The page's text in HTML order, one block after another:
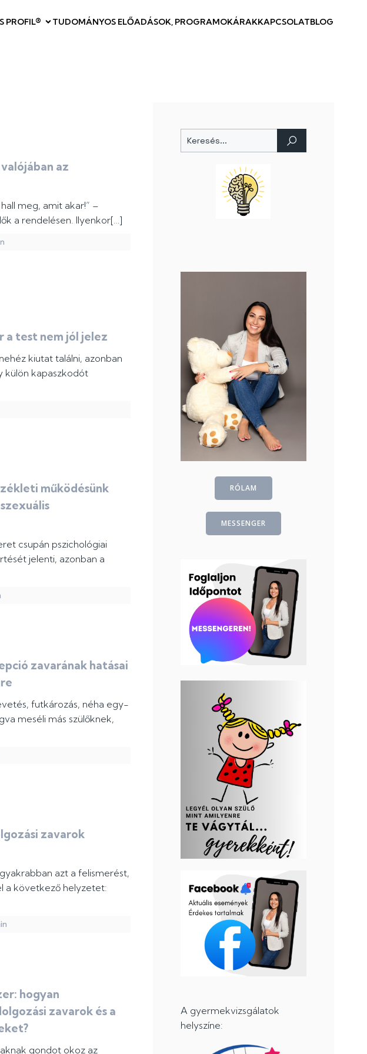
PROFIL® TUDOMÁNYOS ELŐADÁSOK, PROGRAMOKÁRAKKAPCSOLATBLOG
az
meg, amit akar!” –
a rendelésen. Ilyenkor[…]
a test nem jól jelez
kiutat találni, azonban
külön kapaszkodót
működésünk
csupán pszichológiai
jelenti, azonban a
zavarának hatásai
futkározás, néha egy-
meséli más szülőknek,
zavarok
azt a felismerést,
a következő helyzetet:
hogyan
zavarok és a
gondot okoz az
RÓLAM
MESSENGER
A gyermekvizsgálatok
helyszíne: